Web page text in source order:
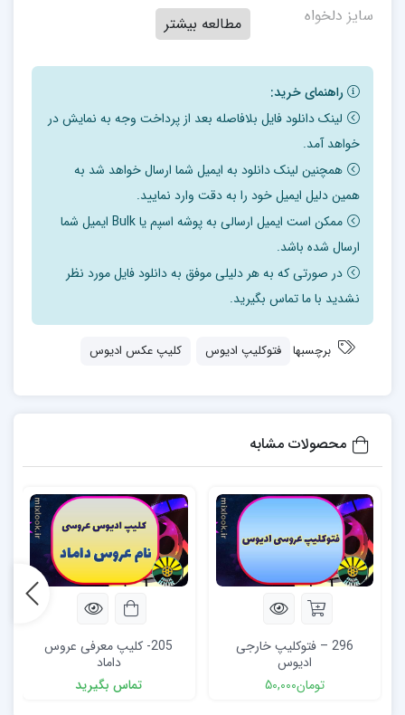
سایز دلخواه
مطالعه بیشتر
راهنمای خرید:
لینک دانلود فایل بلافاصله بعد از پرداخت وجه به نمایش در
خواهد آمد.
همچنین لینک دانلود به ایمیل شما ارسال خواهد شد به
همین دلیل ایمیل خود را به دقت وارد نمایید.
ممکن است ایمیل ارسالی به پوشه اسپم یا Bulk ایمیل شما
ارسال شده باشد.
در صورتی که به هر دلیلی موفق به دانلود فایل مورد نظر
نشدید با ما تماس بگیرید.
برچسبها فتوکلیپ ادیوس کلیپ عکس ادیوس
محصولات مشابه
296 – فتوکلیپ خارجی
ادیوس
تومان50,000
205- کلیپ معرفی عروس
داماد
تماس بگیرید